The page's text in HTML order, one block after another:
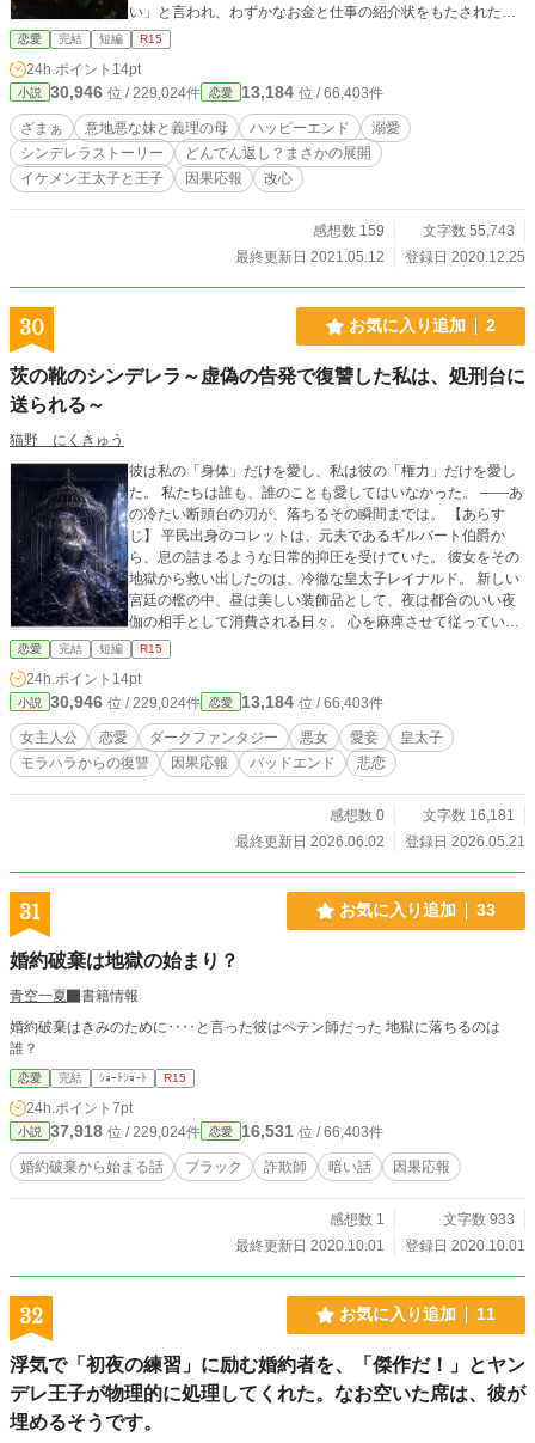
い」と言われ、わずかなお金と仕事の紹介状をもたされた私
が着いたのは娼館だった。鬼畜なお父様達には、いつかお返
しをしてあげましょう。 追い出された時に渡された手紙に
は秘密があって･･････そこから、私の人生が大きくかわるの
だった。 冷めた大人っぽいヒロインが、無自覚に愛され
て幸せになっていくシンデレラストーリー。 残酷と思われる
シーンや、気持ち悪く感じるシーンがあるお話には★がつい
ております。 ご注意なさってお読みください。 読者様のリク
エストによりエンジェル王太子の結婚を加筆しました。（5／
恋愛 完結 短編 R15
24h.ポイント 14pt
小説 30,946 位 / 229,024件 恋愛 13,184 位 / 66,403件
ざまぁ 意地悪な妹と義理の母 ハッピーエンド
溺愛
シンデレラストーリー
どんでん返し？まさかの展開
イケメン王太子と王子
因果応報 改心
感想数 159
文字数 55,743
最終更新日 2021.05.12
登録日 2020.12.25
30 お気に入り追加 2
茨の靴のシンデレラ～虚偽の告発で復讐した私は、処刑台に
送られる～
猫野 にくきゅう
彼は私の「身体」だけを愛し、私は彼の「権力」だけを愛し
た。 私たちは誰も、誰のことも愛してはいなかった。 ――あ
の冷たい断頭台の刃が、落ちるその瞬間までは。 【あらす
じ】 平民出身のコレットは、元夫であるギルバート伯爵か
ら、息の詰まるような日常的抑圧を受けていた。 彼女をその
地獄から救い出したのは、冷徹な皇太子レイナルド。 新しい
宮廷の檻の中、昼は美しい装飾品として、夜は都合のいい夜
伽の相手として消費される日々。 心を麻痺させて従っていた
ある夜、元夫の名を聞いた瞬間―― コレットの口から何気な
い『嘘』が滑り出る。 「あの男は日頃から、謀反を起こして
国王になると息巻いておりました」 数日後、伯爵家は一族郎
党皆殺しとなった。 恐怖はいつしか、ゾクゾクとするような
甘美な全能感へと変わる。 国家の絶対権力を、私の舌先一つ
でコントロールできる——。 嘘のナイフを振りかざし、目障
りな貴族を闇に葬るコレット。 だが、彼女はまだ気づいてい
に、鋭い牙を剥き始めていたことに。 これは、茨の靴を履か
されたシンデレラが、狂おしい権力の蜜に溺れ、断頭台へと
恋愛 完結 短編 R15
24h.ポイント 14pt
小説 30,946 位 / 229,024件 恋愛 13,184 位 / 66,403件
女主人公 恋愛 ダークファンタジー 悪女 愛妾
皇太子
モラハラからの復讐
因果応報 バッドエンド 悲恋
感想数 0
文字数 16,181
最終更新日 2026.06.02
登録日 2026.05.21
31 お気に入り追加 33
婚約破棄は地獄の始まり？
青空一夏
書籍情報
婚約破棄はきみのために‥‥と言った彼はペテン師だった 地獄に落ちるのは
誰？
恋愛 完結 ｼｮｰﾄｼｮｰﾄ R15
24h.ポイント 7pt
小説 37,918 位 / 229,024件 恋愛 16,531 位 / 66,403件
婚約破棄から始まる話 ブラック 詐欺師 暗い話 因果応報
感想数 1
文字数 933
最終更新日 2020.10.01
登録日 2020.10.01
32 お気に入り追加 11
浮気で「初夜の練習」に励む婚約者を、「傑作だ！」とヤン
デレ王子が物理的に処理してくれた。なお空いた席は、彼が
埋めるそうです。